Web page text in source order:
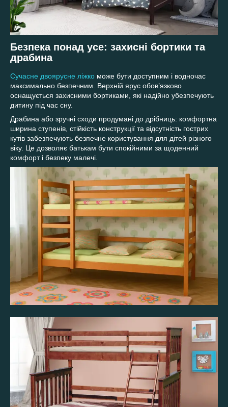
Безпека понад усе: захисні бортики та
драбина
Сучасне двоярусне ліжко може бути доступним і водночас
максимально безпечним. Верхній ярус обов’язково
оснащується захисними бортиками, які надійно убезпечують
дитину під час сну.
Драбина або зручні сходи продумані до дрібниць: комфортна
ширина ступенів, стійкість конструкції та відсутність гострих
кутів забезпечують безпечне користування для дітей різного
віку. Це дозволяє батькам бути спокійними за щоденний
комфорт і безпеку малечі.